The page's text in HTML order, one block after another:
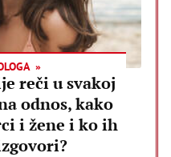
reči u svakoj
odnos, kako
i žene i ko ih